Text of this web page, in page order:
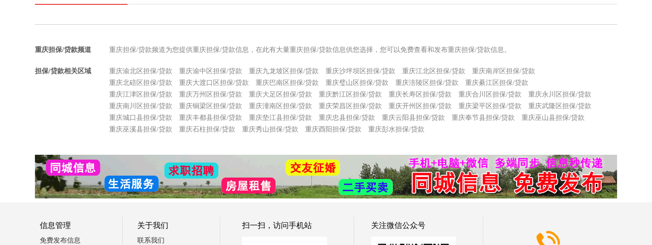
重庆担保/贷款频道 重庆担保/贷款频道为您提供重庆担保/贷款信息，在此有大量重庆担保/贷款信息供您选择，您可以免费查看和发布重庆担保/贷款信息。
担保/贷款相关区域 重庆渝北区担保/贷款 重庆渝中区担保/贷款 重庆九龙坡区担保/贷款 重庆沙坪坝区担保/贷款 重庆江北区担保/贷款
重庆南岸区担保/贷款
重庆北碚区担保/贷款
重庆大渡口区担保/贷款 重庆巴南区担保/贷款 重庆璧山区担保/贷款 重庆涪陵区担保/贷款
重庆綦江区担保/贷款
重庆江津区担保/贷款
重庆万州区担保/贷款 重庆大足区担保/贷款 重庆黔江区担保/贷款 重庆长寿区担保/贷款 重庆合川区担保/贷款
重庆永川区担保/贷款
重庆南川区担保/贷款
重庆铜梁区担保/贷款 重庆潼南区担保/贷款 重庆荣昌区担保/贷款 重庆开州区担保/贷款 重庆梁平区担保/贷款
重庆武隆区担保/贷款
重庆城口县担保/贷款
重庆丰都县担保/贷款 重庆垫江县担保/贷款 重庆忠县担保/贷款 重庆云阳县担保/贷款 重庆奉节县担保/贷款
重庆巫山县担保/贷款
重庆巫溪县担保/贷款
重庆石柱担保/贷款 重庆秀山担保/贷款 重庆酉阳担保/贷款 重庆彭水担保/贷款
信息管理
免费发布信息
关于我们
联系我们
扫一扫，访问手机站 关注微信公众号